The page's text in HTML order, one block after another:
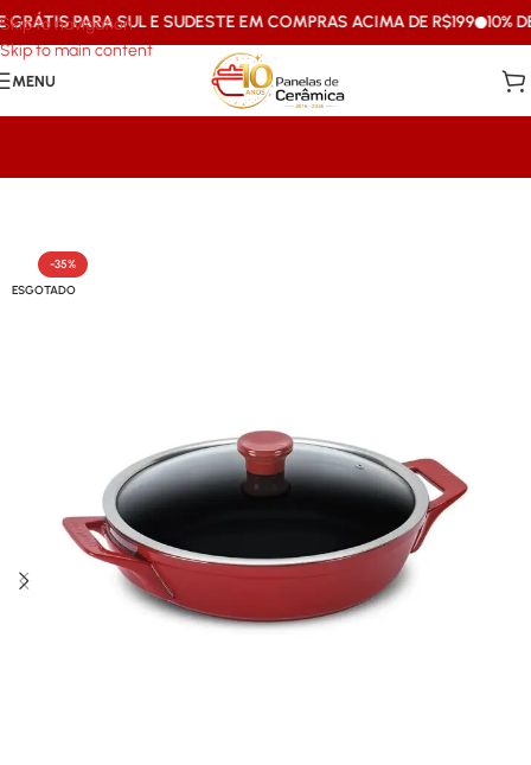
Skip to navigation
Skip to main content
PARA SUL E SUDESTE EM COMPRAS ACIMA DE R$199 10% DE
MENU
-35%
ESGOTADO